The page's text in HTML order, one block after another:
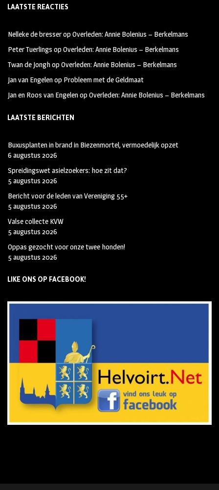
b
oo
k
ag
m
tt
LAATSTE REACTIES
Nelleke de bresseropOverleden: Annie Bolenius – Berkelmans
Peter Tuerlings opOverleden: Annie Bolenius – Berkelmans
Twan de JonghopOverleden: Annie Bolenius – Berkelmans
Jan van Engelenop Probleem met de Geldmaat
Jan en Roos van EngelenopOverleden: Annie Bolenius – Berkelmans
LAATSTE BERICHTEN
Buxusplanten in brand in Biezenmortel, vermoedelijk opzet
6 augustus 2026
Spreidingswet asielzoekers: hoe zit dat?
5 augustus 2026
Bericht voor de leden van Vereniging 55+
5 augustus 2026
Valse collecte KVW
5 augustus 2026
Oppas gezocht voor onze twee honden!
5 augustus 2026
LIKE ONS OP FACEBOOK!